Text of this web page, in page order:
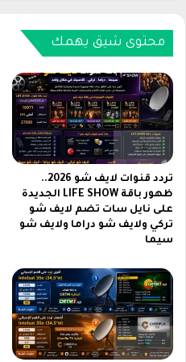
ة
ا
ل
س
ا
ت
ب
ث
م
ب
ش
2
0
ل
2
0
2
6
ي
ا
ل
س
ع
و
ي
.
.
و
محتوى شيق يهمك
تردد قنوات لايف شو 2026..
ظهور باقة LIFE SHOW الجديدة
على نايل سات تضم لايف شو
تركي ولايف شو دراما ولايف شو
سيما